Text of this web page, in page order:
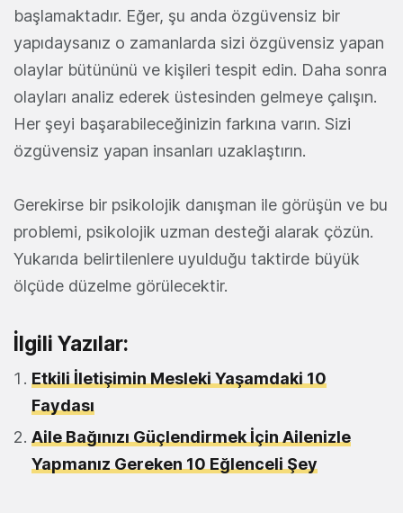
başlamaktadır. Eğer, şu anda özgüvensiz bir
yapıdaysanız o zamanlarda sizi özgüvensiz yapan
olaylar bütününü ve kişileri tespit edin. Daha sonra
olayları analiz ederek üstesinden gelmeye çalışın.
Her şeyi başarabileceğinizin farkına varın. Sizi
özgüvensiz yapan insanları uzaklaştırın.
Gerekirse bir psikolojik danışman ile görüşün ve bu
problemi, psikolojik uzman desteği alarak çözün.
Yukarıda belirtilenlere uyulduğu taktirde büyük
ölçüde düzelme görülecektir.
İlgili Yazılar:
Etkili İletişimin Mesleki Yaşamdaki 10
Faydası
Aile Bağınızı Güçlendirmek İçin Ailenizle
Yapmanız Gereken 10 Eğlenceli Şey